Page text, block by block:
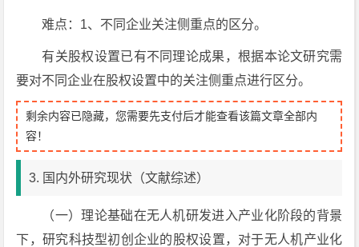
难点：1、不同企业关注侧重点的区分。
有关股权设置已有不同理论成果，根据本论文研究需
要对不同企业在股权设置中的关注侧重点进行区分。
剩余内容已隐藏，您需要先支付后才能查看该篇文章全部内
容！
3. 国内外研究现状（文献综述）
（一）理论基础在无人机研发进入产业化阶段的背景
下，研究科技型初创企业的股权设置，对于无人机产业化